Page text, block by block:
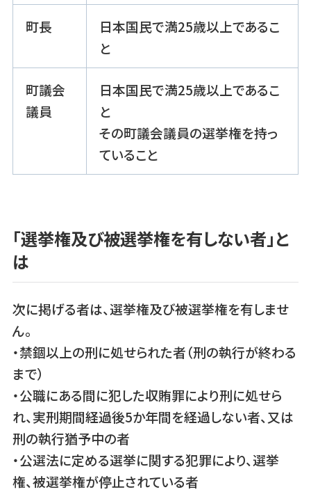
町長
日本国民で満25歳以上であるこ
と
町議会
議員
日本国民で満25歳以上であるこ
と
その町議会議員の選挙権を持っ
ていること
「選挙権及び被選挙権を有しない者」と
は
次に掲げる者は、選挙権及び被選挙権を有しませ
ん。
・禁錮以上の刑に処せられた者（刑の執行が終わる
まで）
・公職にある間に犯した収賄罪により刑に処せら
れ、実刑期間経過後5か年間を経過しない者、又は
刑の執行猶予中の者
・公選法に定める選挙に関する犯罪により、選挙
権、被選挙権が停止されている者